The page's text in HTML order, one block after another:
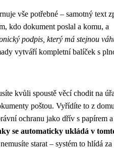
vše potřebné – samotný text
kdo dokument poslal a komu, a
podpis, který má stejnou
vytváří kompletní balíček s
kvůli spoustě věcí chodit na
poštou. Vyřídíte to z
ochranu jako dřív s papírem
se automaticky ukládá v
starat – systém to hlídá za